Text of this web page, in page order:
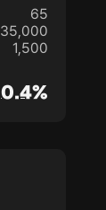
65
35,000
1,500
0.4%